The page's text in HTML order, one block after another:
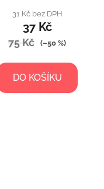
31 Kč bez DPH
37 Kč
75 Kč (–50 %)
DO KOŠÍKU